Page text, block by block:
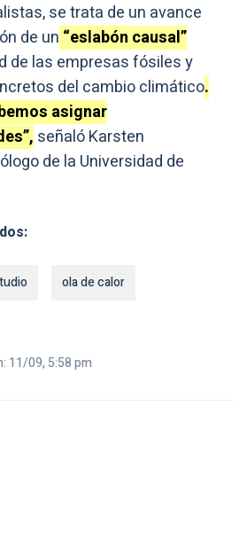
se trata de un avance
de un “eslabón causal”
de las empresas fósiles y
del cambio climático.
asignar
señaló Karsten
de la Universidad de
ola de calor
11/09, 5:58 pm